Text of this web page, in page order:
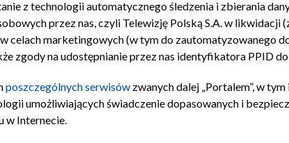
z technologii automatycznego śledzenia i zbierania
przez nas, czyli Telewizję Polską S.A. w likwidacji
w celach marketingowych (w tym do zautomatyzowanego
zgody na udostępnianie przez nas identyfikatora PPID
poszczególnych serwisów zwanych dalej „Portalem”, w
umożliwiających świadczenie dopasowanych i
w Internecie.